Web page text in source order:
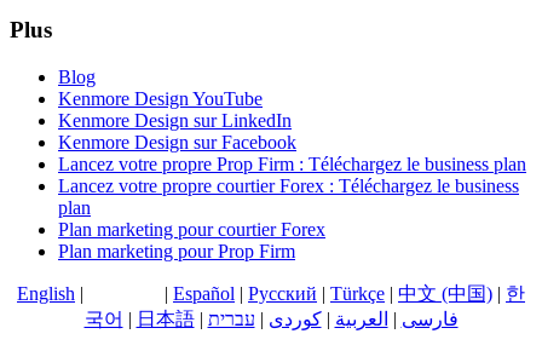
Plus
Blog
Kenmore Design YouTube
Kenmore Design sur LinkedIn
Kenmore Design sur Facebook
Lancez votre propre Prop Firm : Téléchargez le business plan
Lancez votre propre courtier Forex : Téléchargez le business
plan
Plan marketing pour courtier Forex
Plan marketing pour Prop Firm
English | | Español | Русский | Türkçe | 中文 (中国) | 한
국어 | 日本語| עברית | کوردی| العربية | فارسی